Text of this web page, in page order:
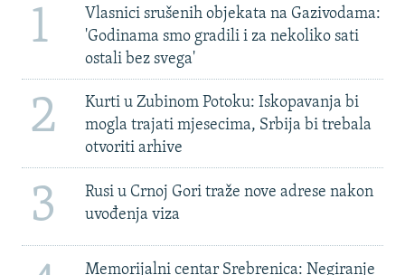
1
Vlasnici srušenih objekata na Gazivodama:
'Godinama smo gradili i za nekoliko sati
ostali bez svega'
2
Kurti u Zubinom Potoku: Iskopavanja bi
mogla trajati mjesecima, Srbija bi trebala
otvoriti arhive
3
Rusi u Crnoj Gori traže nove adrese nakon
uvođenja viza
Memorijalni centar Srebrenica: Negiranje